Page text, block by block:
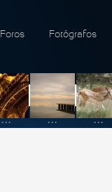
Foros Fotógrafos
... ... ...